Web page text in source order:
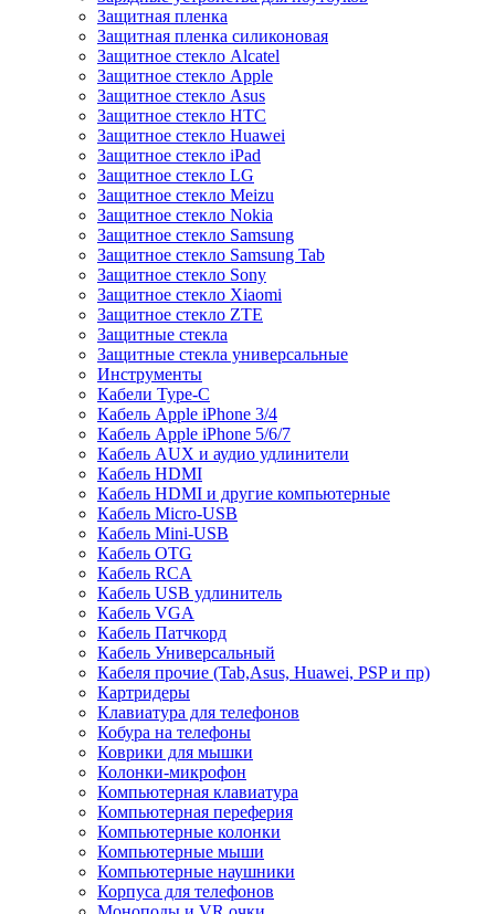
Защитная пленка
Защитная пленка силиконовая
Защитное стекло Alcatel
Защитное стекло Apple
Защитное стекло Asus
Защитное стекло HTC
Защитное стекло Huawei
Защитное стекло iPad
Защитное стекло LG
Защитное стекло Meizu
Защитное стекло Nokia
Защитное стекло Samsung
Защитное стекло Samsung Tab
Защитное стекло Sony
Защитное стекло Xiaomi
Защитное стекло ZTE
Защитные стекла
Защитные стекла универсальные
Инструменты
Кабели Type-C
Кабель Apple iPhone 3/4
Кабель Apple iPhone 5/6/7
Кабель AUX и аудио удлинители
Кабель HDMI
Кабель HDMI и другие компьютерные
Кабель Micro-USB
Кабель Mini-USB
Кабель OTG
Кабель RCA
Кабель USB удлинитель
Кабель VGA
Кабель Патчкорд
Кабель Универсальный
Кабеля прочие (Tab,Asus, Huawei, PSP и пр)
Картридеры
Клавиатура для телефонов
Кобура на телефоны
Коврики для мышки
Колонки-микрофон
Компьютерная клавиатура
Компьютерная переферия
Компьютерные колонки
Компьютерные мыши
Компьютерные наушники
Корпуса для телефонов